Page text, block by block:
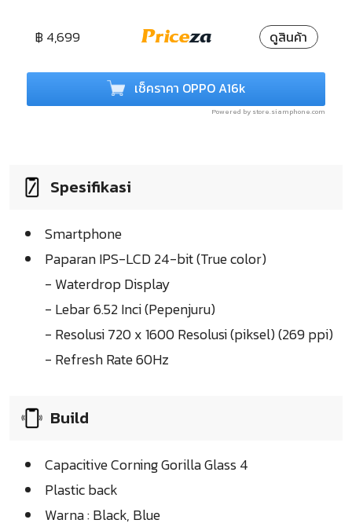
฿ 4,699 ดูสินค้า
เช็คราคา OPPO A16k
Powered by store.siamphone.com
Spesifikasi
Smartphone
Paparan IPS-LCD 24-bit (True color)
- Waterdrop Display
- Lebar 6.52 Inci (Pepenjuru)
- Resolusi 720 x 1600 Resolusi (piksel) (269 ppi)
- Refresh Rate 60Hz
Build
Capacitive Corning Gorilla Glass 4
Plastic back
Warna : Black, Blue